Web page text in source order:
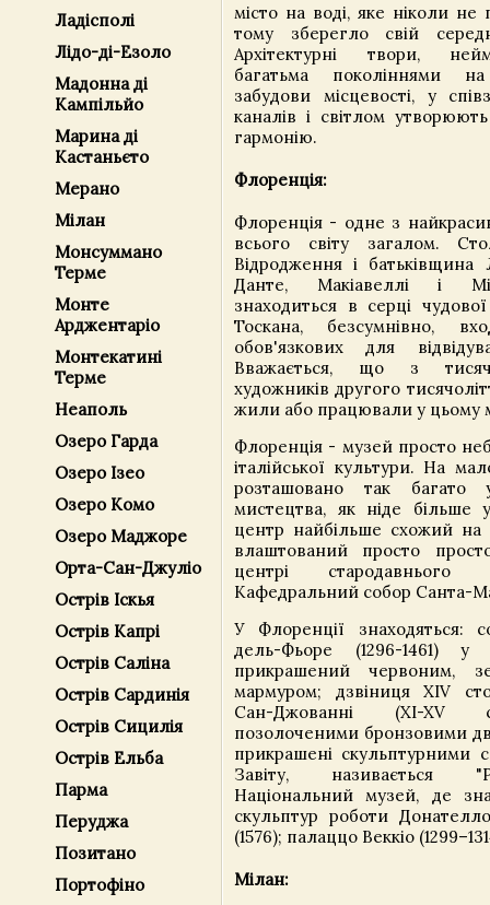
Ладісполі
Лідо-ді-Езоло
Мадонна ді
Кампільйо
Марина ді
Кастаньєто
Мерано
Мілан
Монсуммано
Терме
Монте
Арджентаріо
Монтекатині
Терме
Неаполь
Озеро Гарда
Озеро Ізео
Озеро Комо
Озеро Маджоре
Орта-Сан-Джуліо
Острів Іскья
Острів Капрі
Острів Саліна
Острів Сардинія
Острів Сицилія
Острів Ельба
Парма
Перуджа
Позитано
Портофіно
місто на воді, яке ніколи не
тому зберегло свій
Архітектурні твори,
багатьма поколіннями
забудови місцевості, у
каналів і світлом
гармонію.
Флоренція:
Флоренція - одне з
всього світу загалом.
Відродження і батьківщина
Данте, Макіавеллі і
знаходиться в серці чудової
Тоскана, безсумнівно,
обов'язкових для
Вважається, що з
художників другого
жили або працювали у цьому
Флоренція - музей просто
італійської культури. На
розташовано так багато
мистецтва, як ніде більше
центр найбільше схожий на
влаштований просто
центрі стародавнього
Кафедральний собор Санта-
У Флоренції знаходяться:
дель-Фьоре (1296-1461) у
прикрашений червоним,
мармуром; дзвіниця XIV
Сан-Джованні (XI-XV
позолоченими бронзовими
прикрашені скульптурними
Завіту, називається
Національний музей, де
скульптур роботи
(1576); палаццо Веккіо
Мілан: